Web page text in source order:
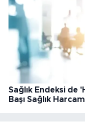
Sağlık Endeksi de
Başı Sağlık